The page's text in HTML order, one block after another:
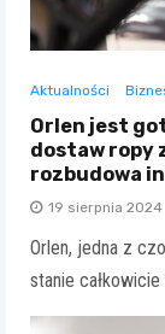
Aktualności
Orlen jest
dostaw ropy
rozbudowa
19 sierpnia 2024
Orlen, jedna z
stanie